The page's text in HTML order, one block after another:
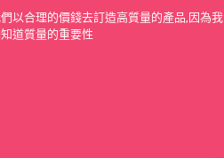
以合理的價錢去訂造高質量的產品,因為我
道質量的重要性